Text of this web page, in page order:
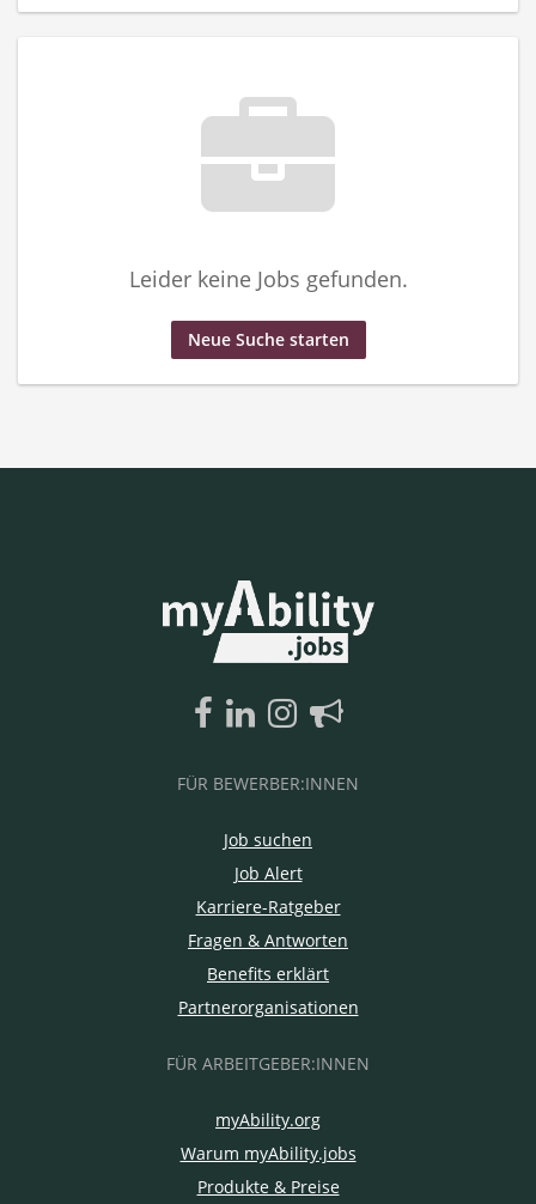
Leider keine Jobs gefunden.
Neue Suche starten
FÜR BEWERBER:INNEN
Job suchen
Job Alert
Karriere-Ratgeber
Fragen & Antworten
Benefits erklärt
Partnerorganisationen
FÜR ARBEITGEBER:INNEN
myAbility.org
Warum myAbility.jobs
Produkte & Preise